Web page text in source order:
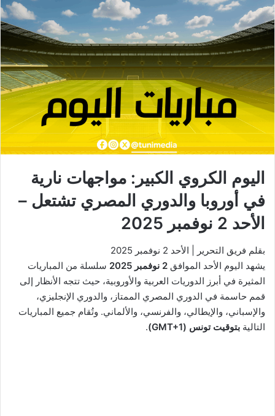
اليوم الكروي الكبير: مواجهات نارية
في أوروبا والدوري المصري تشتعل –
الأحد 2 نوفمبر 2025
بقلم فريق التحرير | الأحد 2 نوفمبر 2025
يشهد اليوم الأحد الموافق 2 نوفمبر 2025
سلسلة من المباريات
المثيرة في أبرز الدوريات العربية والأوروبية، حيث تتجه الأنظار إلى
قمم حاسمة في الدوري المصري الممتاز، والدوري الإنجليزي،
والإسباني، والإيطالي، والفرنسي، والألماني. وتُقام جميع المباريات
التالية بتوقيت تونس (GMT+1) .